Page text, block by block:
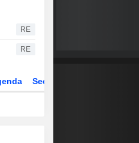
RE
RE
Sector